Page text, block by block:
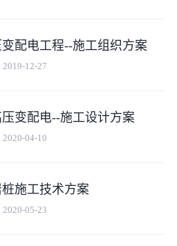
配电工程--施工组织方案
2019-12-27
变配电--施工设计方案
2020-04-10
施工技术方案
2020-05-23